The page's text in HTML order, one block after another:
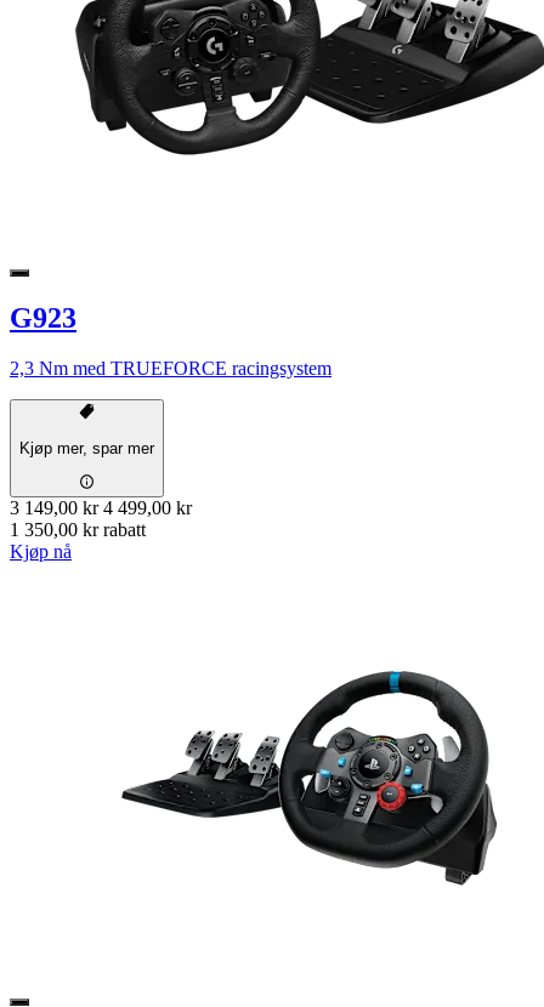
G923
2,3 Nm med TRUEFORCE racingsystem
Kjøp mer, spar mer
3 149,00 kr 4 499,00 kr
1 350,00 kr rabatt
Kjøp nå